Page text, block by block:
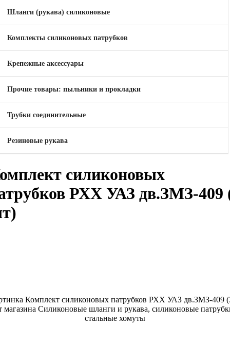
Шланги (рукава) силиконовые
Комплекты силиконовых патрубков
Крепежные аксессуары
Прочие товары: пыльники и прокладки
Трубки соединительные
Резиновые рукава
силиконовых
РХХ УАЗ дв.ЗМЗ-409